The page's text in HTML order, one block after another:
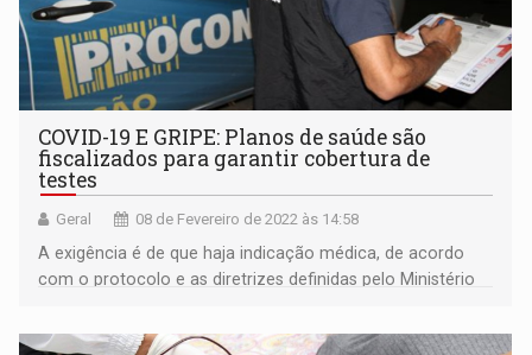
COVID-19 E GRIPE: Planos de saúde são
fiscalizados para garantir cobertura de
testes
Geral 08 de Fevereiro de 2022 às 14:58
A exigência é de que haja indicação médica, de acordo
com o protocolo e as diretrizes definidas pelo Ministério